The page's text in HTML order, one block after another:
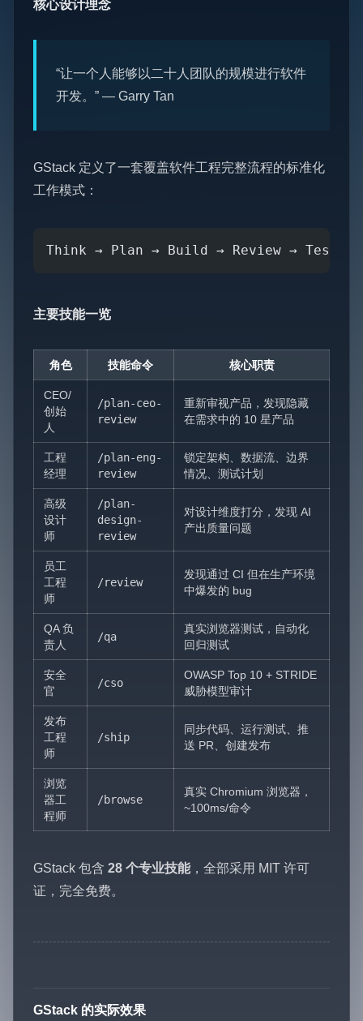
核心设计理念
“让一个人能够以二十人团队的规模进行软件
开发。” — Garry Tan
GStack 定义了一套覆盖软件工程完整流程的标准化
工作模式：
Think → Plan → Build → Review → Test →
主要技能一览
角色 技能命令 核心职责
CEO/
创始
人
/plan-ceo-
review
重新审视产品，发现隐藏
在需求中的 10 星产品
工程
经理
/plan-eng-
review
锁定架构、数据流、边界
情况、测试计划
高级
设计
师
/plan-
design-
review
对设计维度打分，发现 AI
产出质量问题
员工
工程
师
/review
发现通过 CI 但在生产环境
中爆发的 bug
QA 负
责人
/qa
真实浏览器测试，自动化
回归测试
安全
官
/cso
OWASP Top 10 + STRIDE
威胁模型审计
发布
工程
师
/ship
同步代码、运行测试、推
送 PR、创建发布
浏览
器工
程师
/browse
真实 Chromium 浏览器，
~100ms/命令
GStack 包含 28 个专业技能，全部采用 MIT 许可
证，完全免费。
GStack 的实际效果